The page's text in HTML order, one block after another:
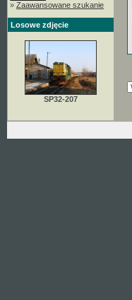
» Zaawansowane szukanie
Losowe zdjęcie
SP32-207